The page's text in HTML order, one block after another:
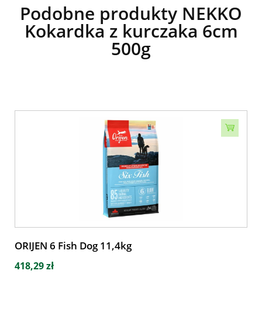
Podobne produkty NEKKO
Kokardka z kurczaka 6cm
500g
ORIJEN 6 Fish Dog 11,4kg
418,29 zł